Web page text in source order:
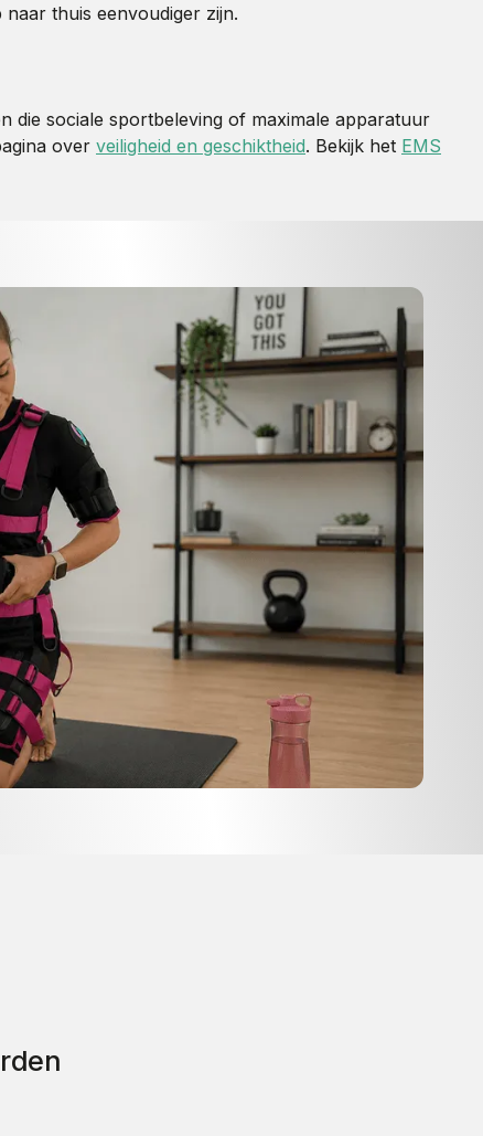
thuis eenvoudiger zijn.
die sociale sportbeleving of maximale apparatuur
over veiligheid en geschiktheid. Bekijk het EMS